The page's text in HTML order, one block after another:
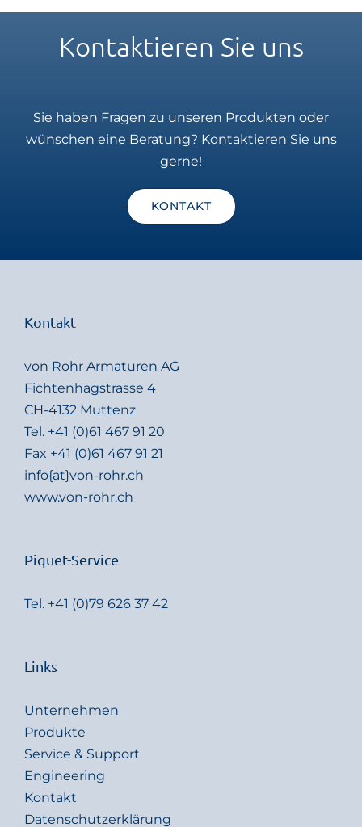
Kontaktieren Sie uns
Sie haben Fragen zu unseren Produkten oder
wünschen eine Beratung? Kontaktieren Sie uns
gerne!
KONTAKT
Kontakt
von Rohr Armaturen AG
Fichtenhagstrasse 4
CH-4132 Muttenz
Tel. +41 (0)61 467 91 20
Fax +41 (0)61 467 91 21
info{at}von-rohr.ch
www.von-rohr.ch
Piquet-Service
Tel. +41 (0)79 626 37 42
Links
Unternehmen
Produkte
Service & Support
Engineering
Kontakt
Datenschutzerklärung